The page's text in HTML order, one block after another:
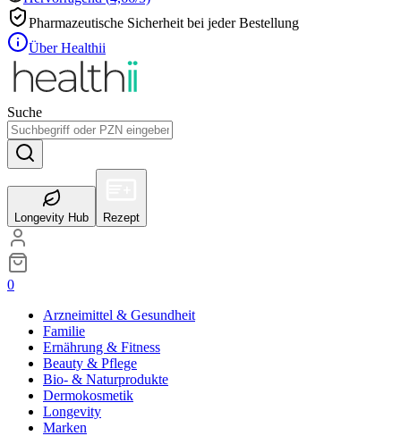
Pharmazeutische Sicherheit bei jeder Bestellung
Über Healthii
Suche
Longevity Hub Rezept
0
Arzneimittel & Gesundheit
Familie
Ernährung & Fitness
Beauty & Pflege
Bio- & Naturprodukte
Dermokosmetik
Longevity
Marken